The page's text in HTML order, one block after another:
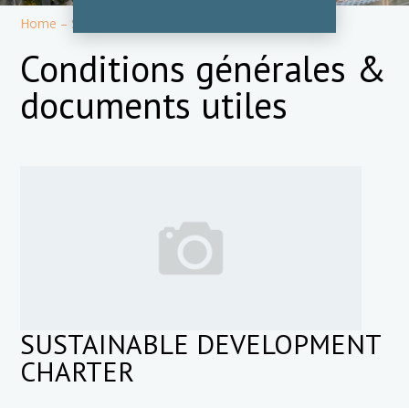
Home – Sull'hotel
Conditions générales &
documents utiles
SUSTAINABLE DEVELOPMENT
CHARTER